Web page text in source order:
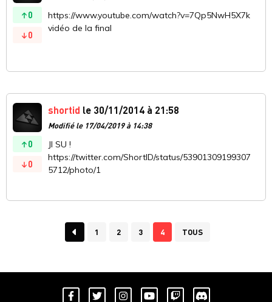
0
0
https://www.youtube.com/watch?v=7Qp5NwH5X7k
vidéo de la final
0
0
shortid le 30/11/2014 à 21:58
Modifié le 17/04/2019 à 14:38
JI SU !
https://twitter.com/ShortID/status/53901309199307
5712/photo/1
1 2 3 4 TOUS